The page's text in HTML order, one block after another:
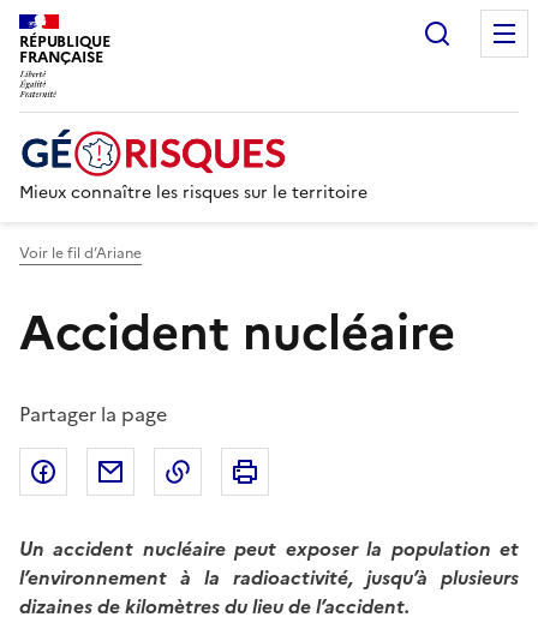
RÉPUBLIQUE
FRANÇAISE
Mieux connaître les risques sur le territoire
Voir le fil d’Ariane
Accident nucléaire
Partager la page
Partager sur Facebook
Partager par emailCopier dans le presse-papier
Un accident nucléaire peut exposer la population et
l’environnement à la radioactivité, jusqu’à plusieurs
dizaines de kilomètres du lieu de l’accident.